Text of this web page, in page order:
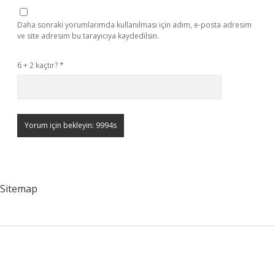
Daha sonraki yorumlarımda kullanılması için adım, e-posta adresim
ve site adresim bu tarayıcıya kaydedilsin.
6 + 2 kaçtır?*
Sitemap